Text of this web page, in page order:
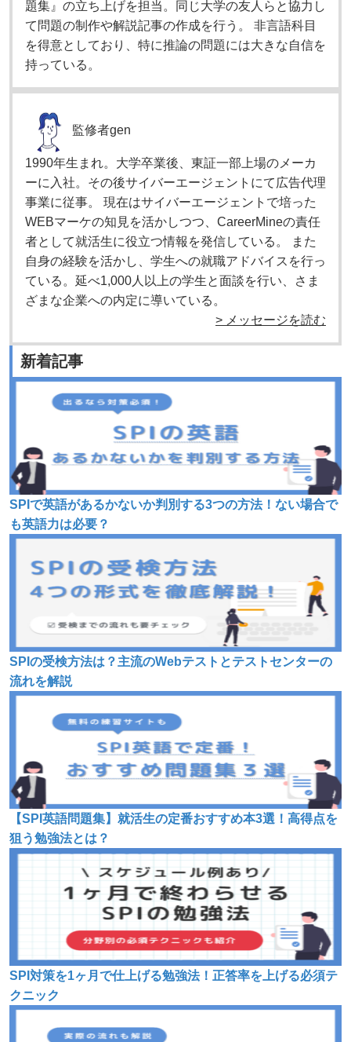
題集』の立ち上げを担当。同じ大学の友人らと協力し
て問題の制作や解説記事の作成を行う。 非言語科目
を得意としており、特に推論の問題には大きな自信を
持っている。
監修者gen
1990年生まれ。大学卒業後、東証一部上場のメーカ
ーに入社。その後サイバーエージェントにて広告代理
事業に従事。 現在はサイバーエージェントで培った
WEBマーケの知見を活かしつつ、CareerMineの責任
者として就活生に役立つ情報を発信している。 また
自身の経験を活かし、学生への就職アドバイスを行っ
ている。延べ1,000人以上の学生と面談を行い、さま
ざまな企業への内定に導いている。
> メッセージを読む
新着記事
SPIで英語があるかないか判別する3つの方法！ない場合で
も英語力は必要？
SPIの受検方法は？主流のWebテストとテストセンターの
流れを解説
【SPI英語問題集】就活生の定番おすすめ本3選！高得点を
狙う勉強法とは？
SPI対策を1ヶ月で仕上げる勉強法！正答率を上げる必須テ
クニック